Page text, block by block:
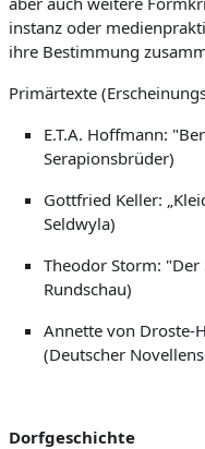
instanz oder
ihre Bestimmung
Primärtexte
E.T.A. Hoffmann:
Serapionsbrüder)
Gottfried Keller:
Seldwyla)
Theodor Storm:
Rundschau)
Annette von Droste-
(Deutscher
Dorfgeschichte